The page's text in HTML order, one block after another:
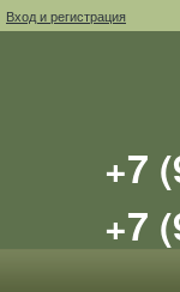
Вход и регистрация
+7
+7